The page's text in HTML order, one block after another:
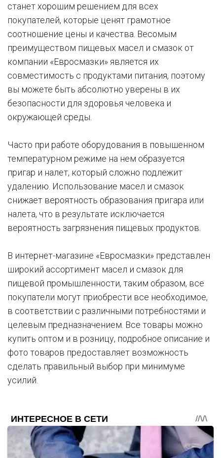
станет хорошим решением для всех
покупателей, которые ценят грамотное
соотношение цены и качества. Весомым
преимуществом пищевых масел и смазок от
компании «Евросмазки» является их
совместимость с продуктами питания, поэтому
вы можете быть абсолютно уверены в их
безопасности для здоровья человека и
окружающей среды.
Часто при работе оборудования в повышенном
температурном режиме на нем образуется
пригар и налет, который сложно подлежит
удалению. Использование масел и смазок
снижает вероятность образования пригара или
налета, что в результате исключается
вероятность загрязнения пищевых продуктов.
В интернет-магазине «Евросмазки» представлен
широкий ассортимент масел и смазок для
пищевой промышленности, таким образом, все
покупатели могут приобрести все необходимое,
в соответствии с различными потребностями и
целевым предназначением. Все товары можно
купить оптом и в розницу, подробное описание и
фото товаров предоставляет возможность
сделать правильный выбор при минимуме
усилий.